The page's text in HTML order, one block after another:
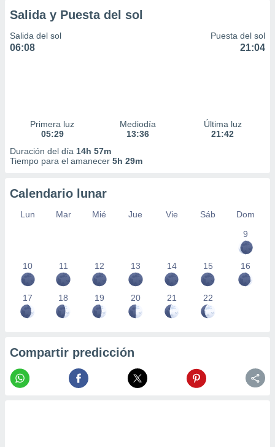
Salida y Puesta del sol
Salida del sol
06:08
Puesta del sol
21:04
Primera luz
05:29
Mediodía
13:36
Última luz
21:42
Duración del día 14h 57m
Tiempo para el amanecer 5h 29m
Calendario lunar
Lun Mar Mié Jue Vie Sáb
Dom
9
10 11 12 13 14 15 16
17 18 19 20 21 22
Compartir predicción